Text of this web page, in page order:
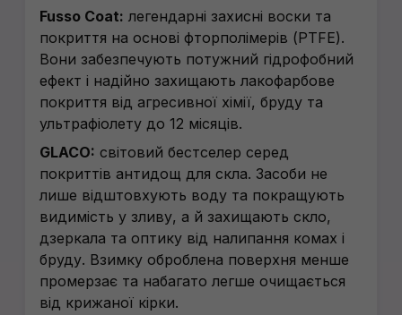
Fusso Coat: легендарні захисні воски та
покриття на основі фторполімерів (PTFE).
Вони забезпечують потужний гідрофобний
ефект і надійно захищають лакофарбове
покриття від агресивної хімії, бруду та
ультрафіолету до 12 місяців.
GLACO: світовий бестселер серед
покриттів антидощ для скла. Засоби не
лише відштовхують воду та покращують
видимість у зливу, а й захищають скло,
дзеркала та оптику від налипання комах і
бруду. Взимку оброблена поверхня менше
промерзає та набагато легше очищається
від крижаної кірки.